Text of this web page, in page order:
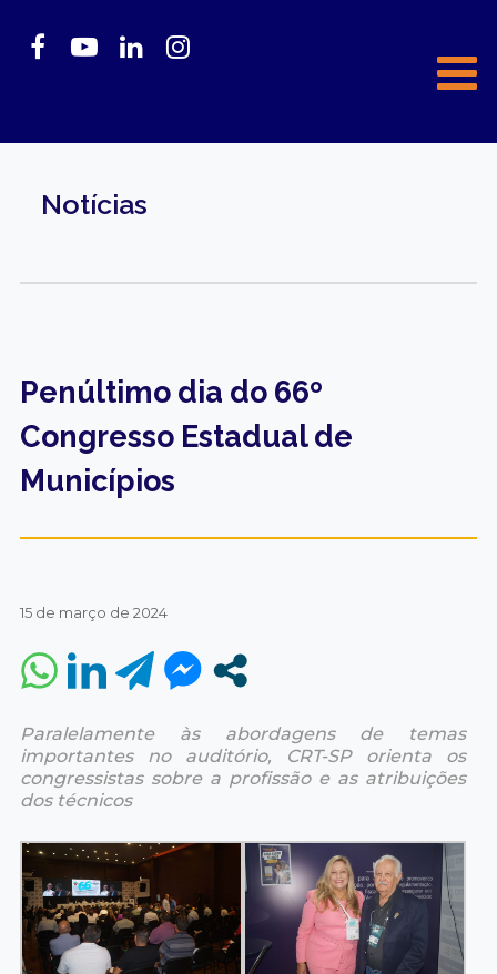
Notícias
Penúltimo dia do 66º
Congresso Estadual de
Municípios
15 de março de 2024
Paralelamente às abordagens de temas
importantes no auditório, CRT-SP orienta os
congressistas sobre a profissão e as atribuições
dos técnicos